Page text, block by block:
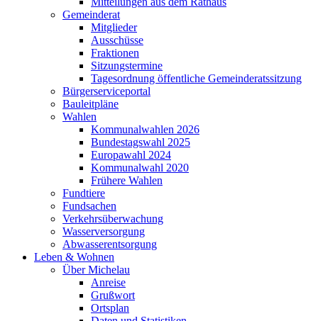
Gemeinderat
Mitglieder
Ausschüsse
Fraktionen
Sitzungstermine
Tagesordnung öffentliche Gemeinderatssitzung
Bürgerserviceportal
Bauleitpläne
Wahlen
Kommunalwahlen 2026
Bundestagswahl 2025
Europawahl 2024
Kommunalwahl 2020
Frühere Wahlen
Fundtiere
Fundsachen
Verkehrsüberwachung
Wasserversorgung
Abwasserentsorgung
Leben & Wohnen
Über Michelau
Anreise
Grußwort
Ortsplan